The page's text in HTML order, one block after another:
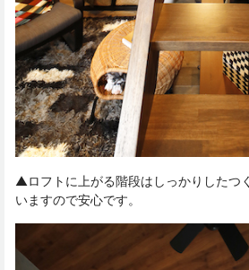
▲ロフトに上がる階段はしっかりしたつ
いますので安心です。